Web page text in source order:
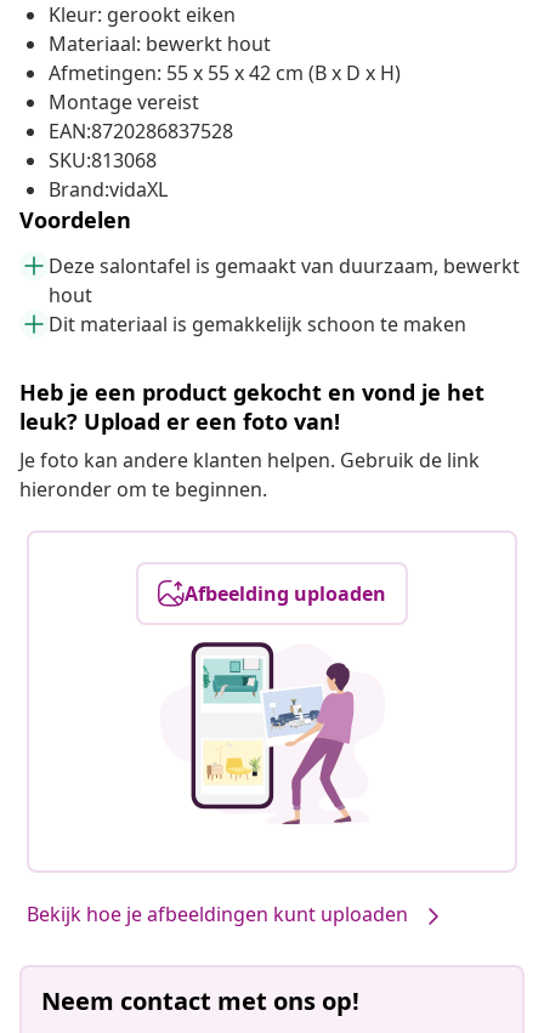
Kleur: gerookt eiken
Materiaal: bewerkt hout
Afmetingen: 55 x 55 x 42 cm (B x D x H)
Montage vereist
EAN:8720286837528
SKU:813068
Brand:vidaXL
Voordelen
Deze salontafel is gemaakt van duurzaam, bewerkt
hout
Dit materiaal is gemakkelijk schoon te maken
Heb je een product gekocht en vond je het
leuk? Upload er een foto van!
Je foto kan andere klanten helpen. Gebruik de link
hieronder om te beginnen.
Afbeelding uploaden
Bekijk hoe je afbeeldingen kunt uploaden
Neem contact met ons op!